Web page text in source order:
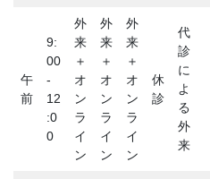
午
前
9:
00
-
12
:0
0
外
来
＋
オ
ン
ラ
イ
ン
外
来
＋
オ
ン
ラ
イ
ン
外
来
＋
オ
ン
ラ
イ
ン
休
診
代
診
に
よ
る
外
来